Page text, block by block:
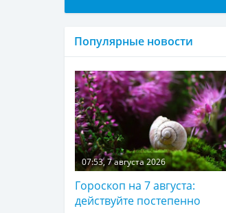
Популярные новости
07:53, 7 августа 2026
Гороскоп на 7 августа:
действуйте постепенно